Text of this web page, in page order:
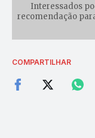
Interessados
recomendação
COMPARTILHAR